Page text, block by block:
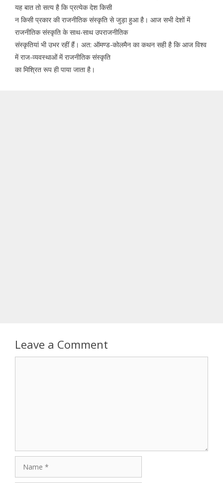
यह बात तो सत्य है कि प्रत्येक देश किसी
न किसी प्रकार की राजनीतिक संस्कृति से जुड़ा हुआ है। आज सभी देशों में
राजनीतिक संस्कृति के साथ-साथ उपराजनीतिक
संस्कृतियां भी उभर रहीं हैं। अत: ऑमण्ड-कोलमैन का कथन सही है कि आज विश्व
में राज-व्यवस्थाओं में राजनीतिक संस्कृति
का मिश्रित रूप ही पाया जाता है।
Leave a Comment